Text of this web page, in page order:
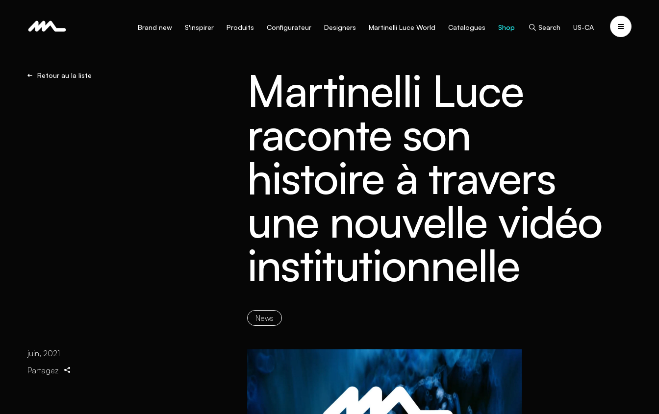
Brand new S'inspirer Produits Configurateur Designers Martinelli Luce World Catalogues Shop Search US-CA
Retour au la liste Martinelli Luce
raconte son
histoire à travers
une nouvelle vidéo
institutionnelle
News
juin, 2021
Partagez